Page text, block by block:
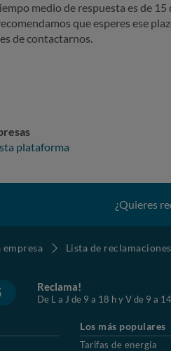
medio de respuesta es de 15
que esperes ese
de contactarnos.
plataforma
¿Quieres
empresa Lista de
Reclama!
De L a J de 9 a 18 h y V de 9 a
Los más populares
Tarifas de energía